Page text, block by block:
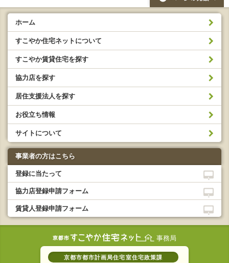
ホーム
すこやか住宅ネットについて
すこやか賃貸住宅を探す
協力店を探す
居住支援法人を探す
お役立ち情報
サイトについて
事業者の方はこちら
登録に当たって
協力店登録申請フォーム
賃貸人登録申請フォーム
事務局
京都市都市計画局住宅室住宅政策課